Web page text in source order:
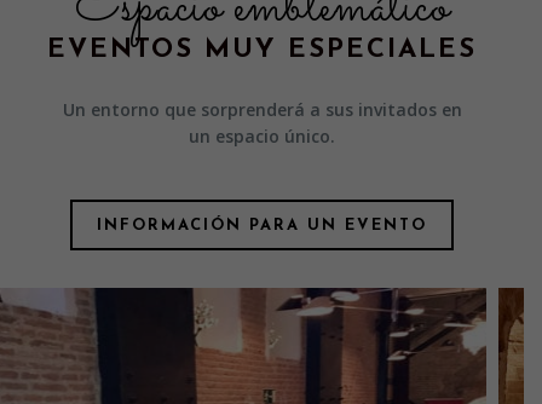
EVENTOS MUY ESPECIALES
Un entorno que sorprenderá a sus invitados en
un espacio único.
INFORMACIÓN PARA UN EVENTO